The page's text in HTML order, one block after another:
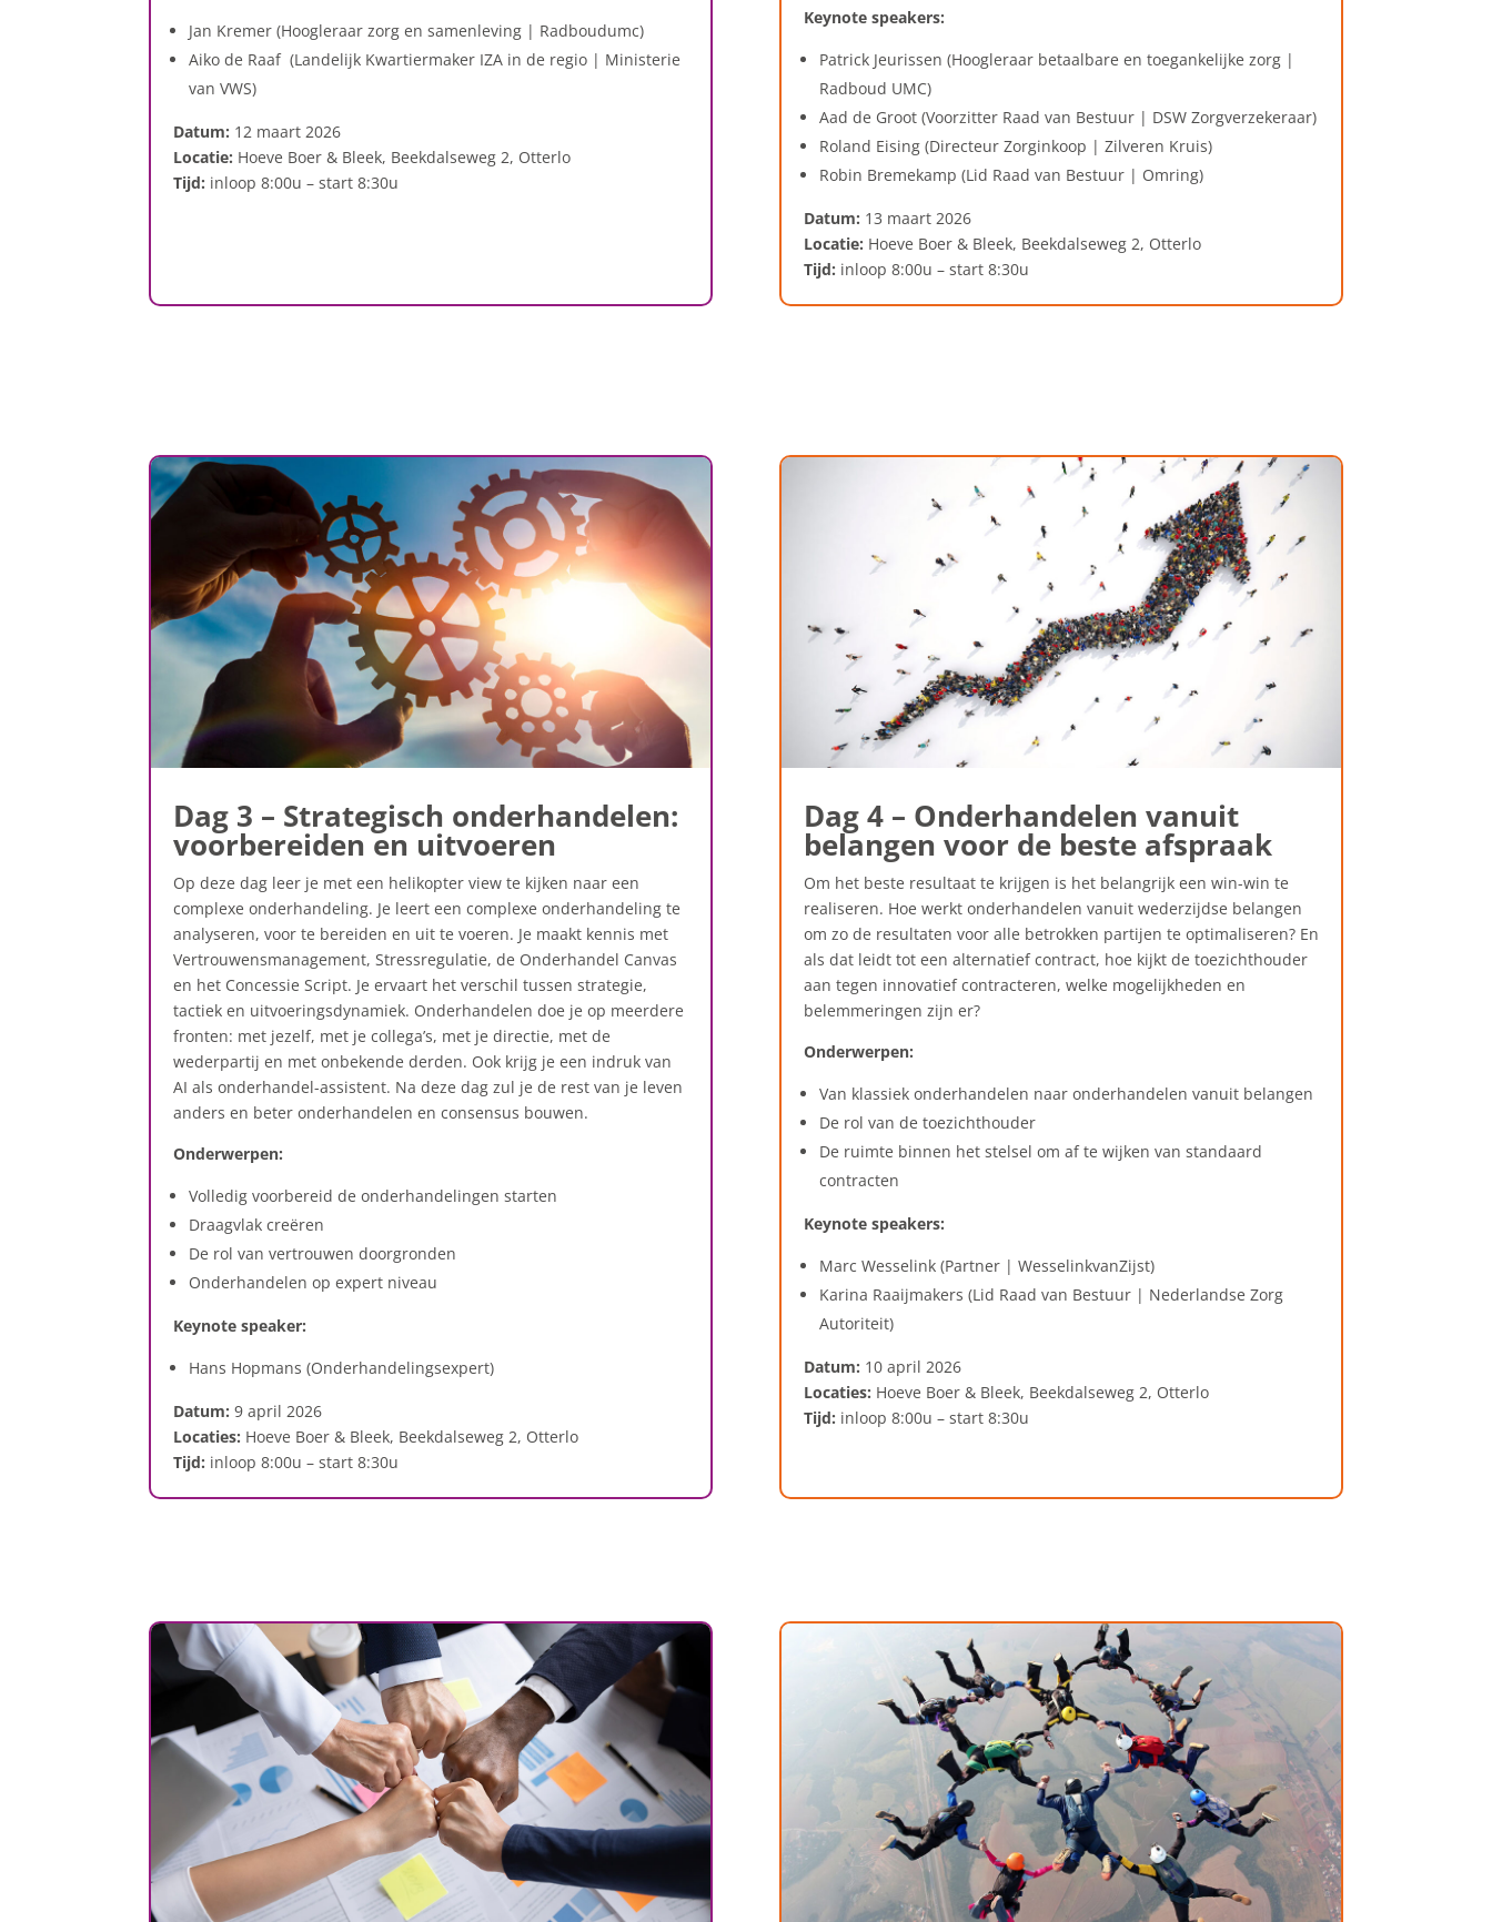
Jan Kremer (Hoogleraar zorg en samenleving | Radboudumc)
Aiko de Raaf (Landelijk Kwartiermaker IZA in de regio | Ministerie
van VWS)
Datum: 12 maart 2026
Locatie: Hoeve Boer & Bleek, Beekdalseweg 2, Otterlo
Tijd: inloop 8:00u – start 8:30u
Keynote speakers:
Patrick Jeurissen (Hoogleraar betaalbare en toegankelijke zorg |
Radboud UMC)
Aad de Groot (Voorzitter Raad van Bestuur | DSW Zorgverzekeraar)
Roland Eising (Directeur Zorginkoop | Zilveren Kruis)
Robin Bremekamp (Lid Raad van Bestuur | Omring)
Datum: 13 maart 2026
Locatie: Hoeve Boer & Bleek, Beekdalseweg 2, Otterlo
Tijd: inloop 8:00u – start 8:30u
Dag 3 – Strategisch onderhandelen:
voorbereiden en uitvoeren
Op deze dag leer je met een helikopter view te kijken naar een
complexe onderhandeling. Je leert een complexe onderhandeling te
analyseren, voor te bereiden en uit te voeren. Je maakt kennis met
Vertrouwensmanagement, Stressregulatie, de Onderhandel Canvas
en het Concessie Script. Je ervaart het verschil tussen strategie,
tactiek en uitvoeringsdynamiek. Onderhandelen doe je op meerdere
fronten: met jezelf, met je collega’s, met je directie, met de
wederpartij en met onbekende derden. Ook krijg je een indruk van
AI als onderhandel-assistent. Na deze dag zul je de rest van je leven
anders en beter onderhandelen en consensus bouwen.
Onderwerpen:
Volledig voorbereid de onderhandelingen starten
Draagvlak creëren
De rol van vertrouwen doorgronden
Onderhandelen op expert niveau
Keynote speaker:
Hans Hopmans (Onderhandelingsexpert)
Datum:9 april 2026
Locaties: Hoeve Boer & Bleek, Beekdalseweg 2, Otterlo
Tijd: inloop 8:00u – start 8:30u
Dag 4 – Onderhandelen vanuit
belangen voor de beste afspraak
Om het beste resultaat te krijgen is het belangrijk een win-win te
realiseren. Hoe werkt onderhandelen vanuit wederzijdse belangen
om zo de resultaten voor alle betrokken partijen te optimaliseren? En
als dat leidt tot een alternatief contract, hoe kijkt de toezichthouder
aan tegen innovatief contracteren, welke mogelijkheden en
belemmeringen zijn er?
Onderwerpen:
Van klassiek onderhandelen naar onderhandelen vanuit belangen
De rol van de toezichthouder
De ruimte binnen het stelsel om af te wijken van standaard
contracten
Keynote speakers:
Marc Wesselink (Partner | WesselinkvanZijst)
Karina Raaijmakers (Lid Raad van Bestuur | Nederlandse Zorg
Autoriteit)
Datum: 10 april 2026
Locaties: Hoeve Boer & Bleek, Beekdalseweg 2, Otterlo
Tijd: inloop 8:00u – start 8:30u